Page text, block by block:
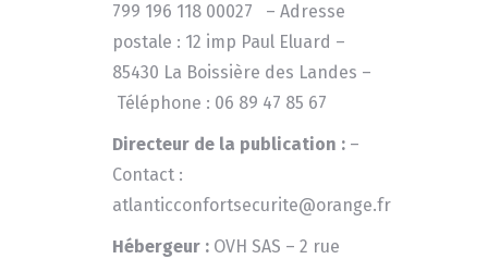
799 196 118 00027 – Adresse
postale : 12 imp Paul Eluard –
85430 La Boissière des Landes –
Téléphone : 06 89 47 85 67
Directeur de la publication : –
Contact :
atlanticconfortsecurite@orange.fr
Hébergeur : OVH SAS – 2 rue